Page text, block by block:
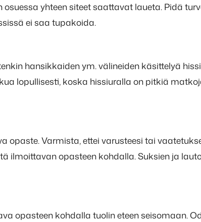
yhteen siteet saattavat laueta. Pidä
ei saa tupakoida.
hansikkaiden ym. välineiden käsittelyä
lopullisesti, koska hissiuralla on pitkiä
Varmista, ettei varusteesi tai
ilmoittavan opasteen kohdalla. Suksien ja
opasteen kohdalla tuolin eteen seisomaan.